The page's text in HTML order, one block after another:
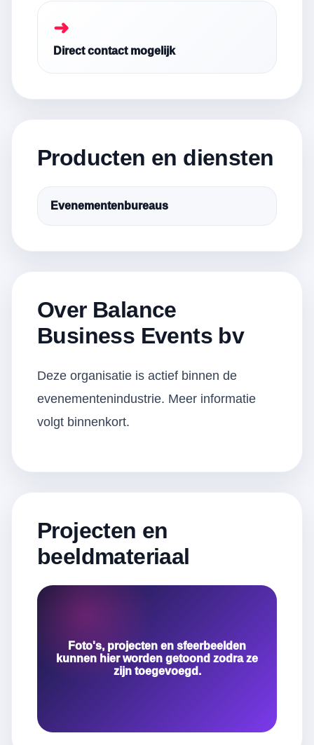
➜
Direct contact mogelijk
Producten en diensten
Evenementenbureaus
Over Balance
Business Events bv
Deze organisatie is actief binnen de
evenementenindustrie. Meer informatie
volgt binnenkort.
Projecten en
beeldmateriaal
Foto's, projecten en sfeerbeelden
kunnen hier worden getoond zodra ze
zijn toegevoegd.